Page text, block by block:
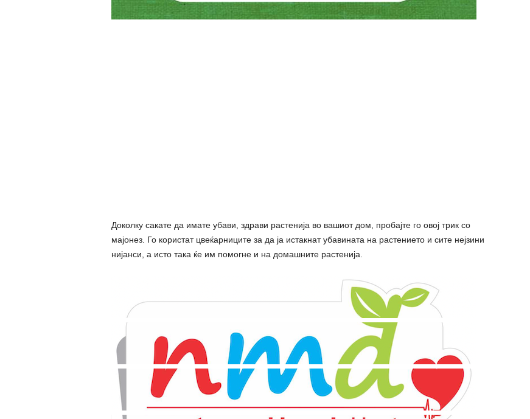
Доколку сакате да имате убави, здрави растенија во вашиот дом, пробајте го овој трик со
мајонез. Го користат цвеќарниците за да ја истакнат убавината на растението и сите нејзини
нијанси, а исто така ќе им помогне и на домашните растенија.